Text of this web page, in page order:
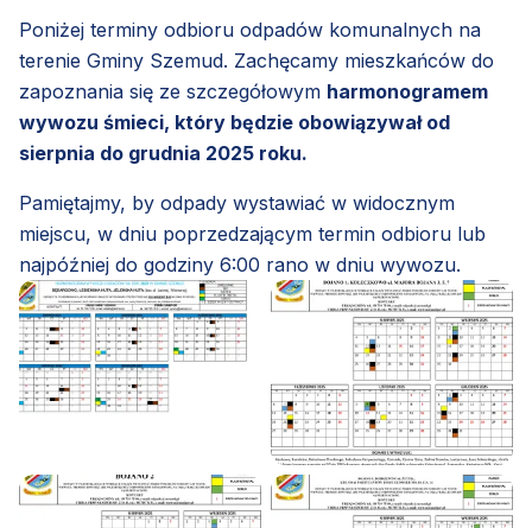
Poniżej terminy odbioru odpadów komunalnych na
terenie Gminy Szemud. Zachęcamy mieszkańców do
zapoznania się ze szczegółowym harmonogramem
wywozu śmieci, który będzie obowiązywał od
sierpnia do grudnia 2025 roku.
Pamiętajmy, by odpady wystawiać w widocznym
miejscu, w dniu poprzedzającym termin odbioru lub
najpóźniej do godziny 6:00 rano w dniu wywozu.